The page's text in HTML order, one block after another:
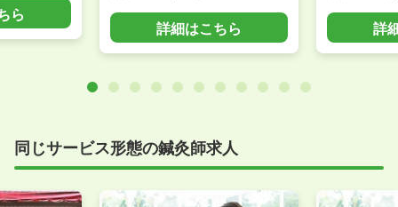
ら
詳細はこちら 詳
同じサービス形態の鍼灸師求人